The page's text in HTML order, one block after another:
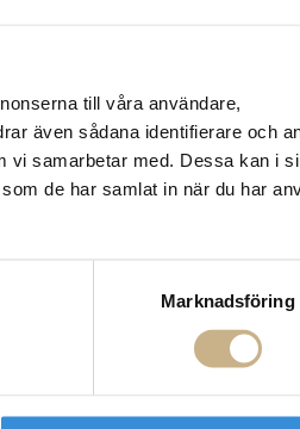
till våra användare,
även sådana identifierare och
vi samarbetar med. Dessa kan i
de har samlat in när du har
Marknadsföring